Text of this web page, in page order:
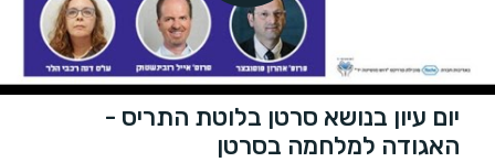
יום עיון בנושא סרטן בלוטת התריס -
האגודה למלחמה בסרטן